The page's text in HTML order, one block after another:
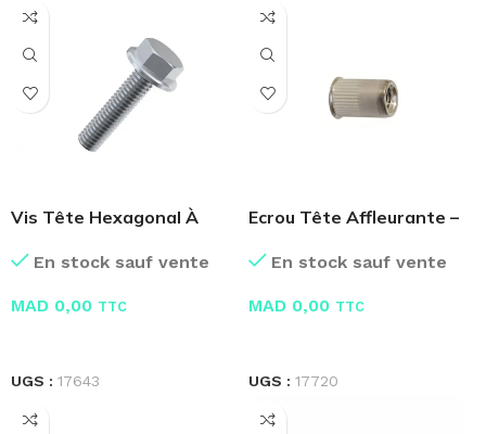
Vis Tête Hexagonal À
En stock sauf vente
MAD 0,00 TTC
UGS : 17643
Ecrou Tête Affleurante –
En stock sauf vente
MAD 0,00 TTC
UGS : 17720